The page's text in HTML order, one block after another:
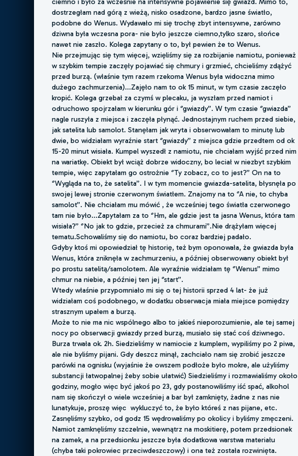
dostrzegłam nad górą z wieżą, nisko osadzone, bardzo jasne światło,
podobne do Wenus. Wydawało mi się trochę zbyt intensywne, zarówno
dziwna była wczesna pora- nie było jeszcze ciemno,tylko szaro, słońce
nawet nie zaszło. Kolega zapytany o to, był pewien że to Wenus.
Nie przejmując się tym więcej, wzięliśmy się za rozbijanie namiotu, ponieważ
w szybkim tempie zaczęły pojawiać się chmury i grzmieć, chcieliśmy zdążyć
przed burzą. (właśnie tym razem rzekoma Wenus była widoczna mimo
dużego zachmurzenia)...Zajęło nam to ok 15 minut, w tym czasie zaczęło
kropić. Kolega grzebał za czymś w plecaku, ja wyszłam przed namiot i
odruchowo spojrzałam w kierunku gór i ‘’gwiazdy’’. W tym czasie ‘’gwiazda’’
nagle ruszyła z miejsca i zaczęła płynąć. Jednostajnym ruchem przed siebie,
jak satelita lub samolot. Stanęłam jak wryta i obserwowałam to minutę lub
dwie, bo widziałam wyraźnie start ‘’gwiazdy’’ z miejsca gdzie przedtem od ok
15-20 minut wisiała. Kumpel wyszedł z namiotu, nie chciałam wyjść przed nim
na wariatkę. Obiekt był wciąż dobrze widoczny, bo leciał w niezbyt szybkim
tempie, więc zapytałam go ostrożnie ‘’Ty zobacz, co to jest?’’ On na to
‘’Wygląda na to, że satelita’’. I w tym momencie gwiazda-satelita, błysnęła po
swojej lewej stronie czerwonym światłem. Znajomy na to ‘’A nie, to chyba
samolot’’. Nie chciałam mu mówić , że wcześniej tego światła czerwonego
tam nie było...Zapytałam za to ‘’Hm, ale gdzie jest ta jasna Wenus, która tam
wisiała?’’ ‘’No jak to gdzie, przecież za chmurami’’.Nie drążyłam więcej
tematu.Schowaliśmy się do namiotu, bo coraz bardziej padało.
Gdyby ktoś mi opowiedział tę historię, też bym oponowała, że gwiazda była
Wenus, która zniknęła w zachmurzeniu, a później obserwowany obiekt był
po prostu satelitą/samolotem. Ale wyraźnie widziałam tę ‘’Wenus’’ mimo
chmur na niebie, a później ten jej ‘’start’’.
Wtedy właśnie przypomniało mi się o tej historii sprzed 4 lat- że już
widziałam coś podobnego, w dodatku obserwacja miała miejsce pomiędzy
strasznym upałem a burzą.
Może to nie ma nic wspólnego albo to jakieś nieporozumienie, ale tej samej
nocy po obserwacji gwiazdy przed burzą, musiało się stać coś dziwnego.
Burza trwała ok. 2h. Siedzieliśmy w namiocie z kumplem, wypiliśmy po 2 piwa,
ale nie byliśmy pijani. Gdy deszcz minął, zachciało nam się zrobić jeszcze
parówki na ognisku (wyjaśnie że owszem podłoże było mokre, ale użyliśmy
substancji łatwopalnej żeby sobie ułatwić) Siedzieliśmy i rozmawialiśmy około
godziny, mogło więc być jakoś po 23, gdy postanowiliśmy iść spać, alkohol
nam się skończył o wiele wcześniej a bar był zamknięty, żadne z nas nie
lunatykuje, proszę więc wykluczyć to, że było któreś z nas pijane, etc.
Zasnęliśmy szybko, od godz 15 wędrowaliśmy po okolicy i byliśmy zmęczeni.
Namiot zamknęliśmy szczelnie, wewnątrz na moskitierę, potem przedsionek
na zamek, a na przedsionku jeszcze była dodatkowa warstwa materiału
(chyba taki pokrowiec przeciwdeszczowy) i ona też została rozwinięta.